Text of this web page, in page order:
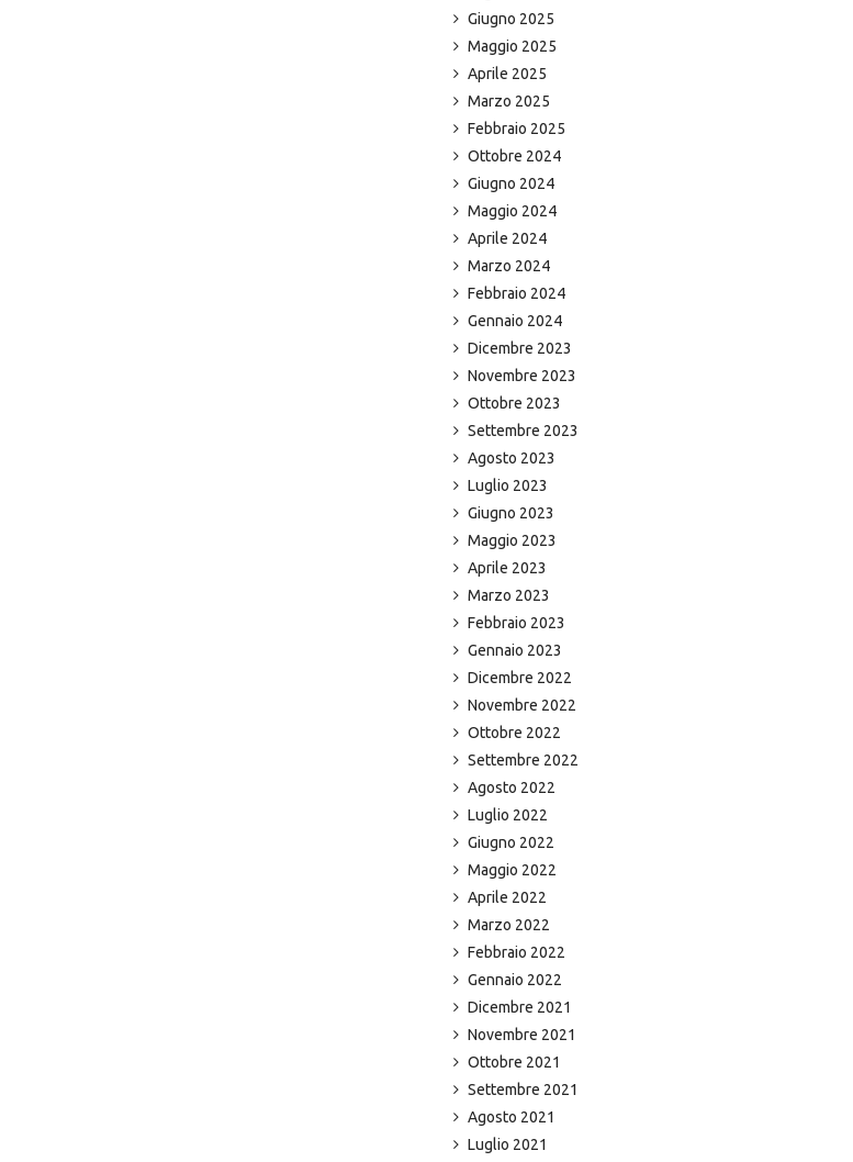
Giugno 2025
Maggio 2025
Aprile 2025
Marzo 2025
Febbraio 2025
Ottobre 2024
Giugno 2024
Maggio 2024
Aprile 2024
Marzo 2024
Febbraio 2024
Gennaio 2024
Dicembre 2023
Novembre 2023
Ottobre 2023
Settembre 2023
Agosto 2023
Luglio 2023
Giugno 2023
Maggio 2023
Aprile 2023
Marzo 2023
Febbraio 2023
Gennaio 2023
Dicembre 2022
Novembre 2022
Ottobre 2022
Settembre 2022
Agosto 2022
Luglio 2022
Giugno 2022
Maggio 2022
Aprile 2022
Marzo 2022
Febbraio 2022
Gennaio 2022
Dicembre 2021
Novembre 2021
Ottobre 2021
Settembre 2021
Agosto 2021
Luglio 2021